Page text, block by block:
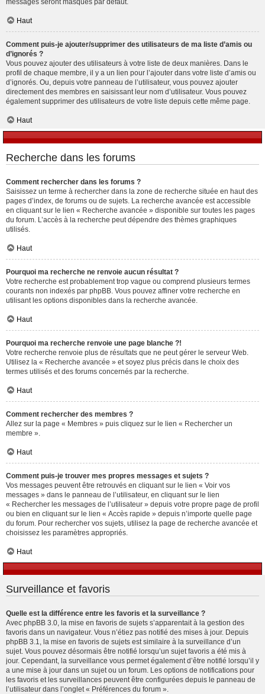
Haut
Comment puis-je ajouter/supprimer des utilisateurs de ma liste d’amis ou
d’ignorés ?
Vous pouvez ajouter des utilisateurs à votre liste de deux manières. Dans le
profil de chaque membre, il y a un lien pour l’ajouter dans votre liste d’amis ou
d’ignorés. Ou, depuis votre panneau de l’utilisateur, vous pouvez ajouter
directement des membres en saisissant leur nom d’utilisateur. Vous pouvez
également supprimer des utilisateurs de votre liste depuis cette même page.
Haut
Recherche dans les forums
Comment rechercher dans les forums ?
Saisissez un terme à rechercher dans la zone de recherche située en haut des
pages d’index, de forums ou de sujets. La recherche avancée est accessible
en cliquant sur le lien « Recherche avancée » disponible sur toutes les pages
du forum. L’accès à la recherche peut dépendre des thèmes graphiques
utilisés.
Haut
Pourquoi ma recherche ne renvoie aucun résultat ?
Votre recherche est probablement trop vague ou comprend plusieurs termes
courants non indexés par phpBB. Vous pouvez affiner votre recherche en
utilisant les options disponibles dans la recherche avancée.
Haut
Pourquoi ma recherche renvoie une page blanche ?!
Votre recherche renvoie plus de résultats que ne peut gérer le serveur Web.
Utilisez la « Recherche avancée » et soyez plus précis dans le choix des
termes utilisés et des forums concernés par la recherche.
Haut
Comment rechercher des membres ?
Allez sur la page « Membres » puis cliquez sur le lien « Rechercher un
membre ».
Haut
Comment puis-je trouver mes propres messages et sujets ?
Vos messages peuvent être retrouvés en cliquant sur le lien « Voir vos
messages » dans le panneau de l’utilisateur, en cliquant sur le lien
« Rechercher les messages de l’utilisateur » depuis votre propre page de profil
ou bien en cliquant sur le lien « Accès rapide » depuis n’importe quelle page
du forum. Pour rechercher vos sujets, utilisez la page de recherche avancée et
choisissez les paramètres appropriés.
Haut
Surveillance et favoris
Quelle est la différence entre les favoris et la surveillance ?
Avec phpBB 3.0, la mise en favoris de sujets s’apparentait à la gestion des
favoris dans un navigateur. Vous n’étiez pas notifié des mises à jour. Depuis
phpBB 3.1, la mise en favoris de sujets est similaire à la surveillance d’un
sujet. Vous pouvez désormais être notifié lorsqu’un sujet favoris a été mis à
jour. Cependant, la surveillance vous permet également d’être notifié lorsqu’il y
a une mise à jour dans un sujet ou un forum. Les options de notifications pour
les favoris et les surveillances peuvent être configurées depuis le panneau de
l’utilisateur dans l’onglet « Préférences du forum ».